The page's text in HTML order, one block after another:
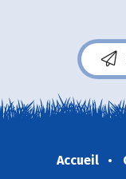
Accueil